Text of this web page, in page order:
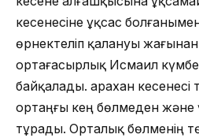
кесенесіне ұқсас
өрнектеліп қалануы
ортағасырлық Исмаил
байқалады. Қарахан
ортаңғы кең бөлмеден және
тұрады. Орталық бөлменің